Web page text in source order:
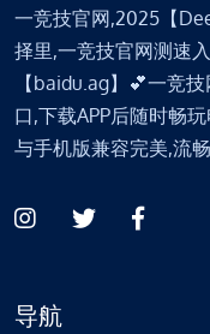
一竞技官网,2025【
择里,一竞技官网测速
【baidu.ag】💕一竞
口,下载APP后随时畅
与手机版兼容完美,流
导航